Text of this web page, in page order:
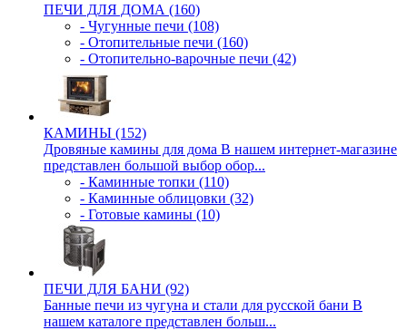
ПЕЧИ ДЛЯ ДОМА (160)
- Чугунные печи (108)
- Отопительные печи (160)
- Отопительно-варочные печи (42)
КАМИНЫ (152)
Дровяные камины для дома В нашем интернет-магазине
представлен большой выбор обор...
- Каминные топки (110)
- Каминные облицовки (32)
- Готовые камины (10)
ПЕЧИ ДЛЯ БАНИ (92)
Банные печи из чугуна и стали для русской бани В
нашем каталоге представлен больш...